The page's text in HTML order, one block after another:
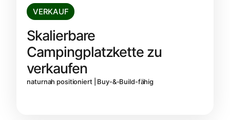
VERKAUF
Skalierbare
Campingplatzkette zu
verkaufen
naturnah positioniert | Buy-&-Build-fähig